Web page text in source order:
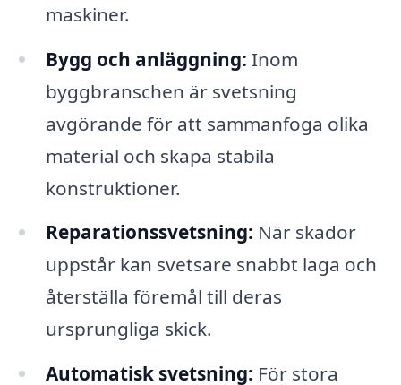
maskiner.
Bygg och anläggning: Inom
byggbranschen är svetsning
avgörande för att sammanfoga olika
material och skapa stabila
konstruktioner.
Reparationssvetsning: När skador
uppstår kan svetsare snabbt laga och
återställa föremål till deras
ursprungliga skick.
Automatisk svetsning: För stora